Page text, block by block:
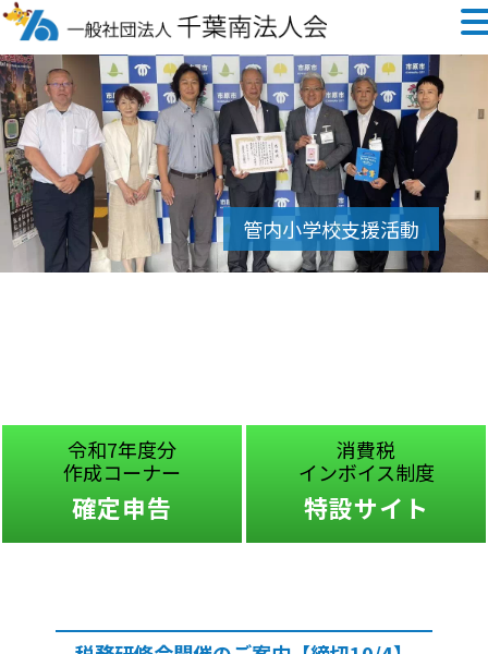
令和7年度分
作成コーナー
確定申告
消費税
インボイス制度
特設サイト